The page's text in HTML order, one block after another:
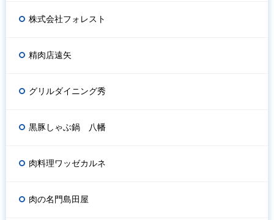
株式会社フォレスト
精肉店遠矢
グリルダイニング秀
黒豚しゃぶ鍋 八幡
肉料理ワッゼカルネ
肉の名門島田屋